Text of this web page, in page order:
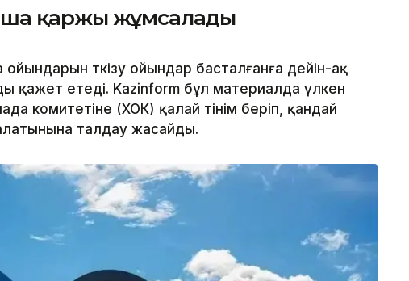
қаржы жұмсалады
өткізу ойындар басталғанға дейін-ақ
қажет етеді. Kazinform бұл материалда үлкен
комитетіне (ХОК) қалай өтінім беріп, қандай
талдау жасайды.